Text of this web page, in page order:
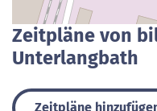
Zeitpläne von
Unterlangbath
Zeitpläne